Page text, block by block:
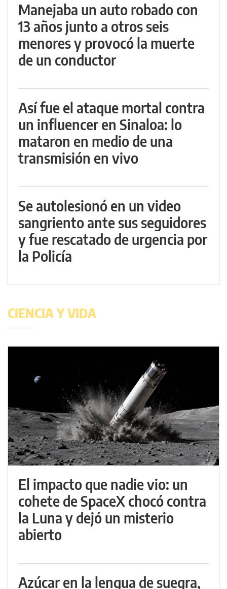
Manejaba un auto robado con
13 años junto a otros seis
menores y provocó la muerte
de un conductor
Así fue el ataque mortal contra
un influencer en Sinaloa: lo
mataron en medio de una
transmisión en vivo
Se autolesionó en un video
sangriento ante sus seguidores
y fue rescatado de urgencia por
la Policía
CIENCIA Y VIDA
El impacto que nadie vio: un
cohete de SpaceX chocó contra
la Luna y dejó un misterio
abierto
Azúcar en la lengua de suegra,